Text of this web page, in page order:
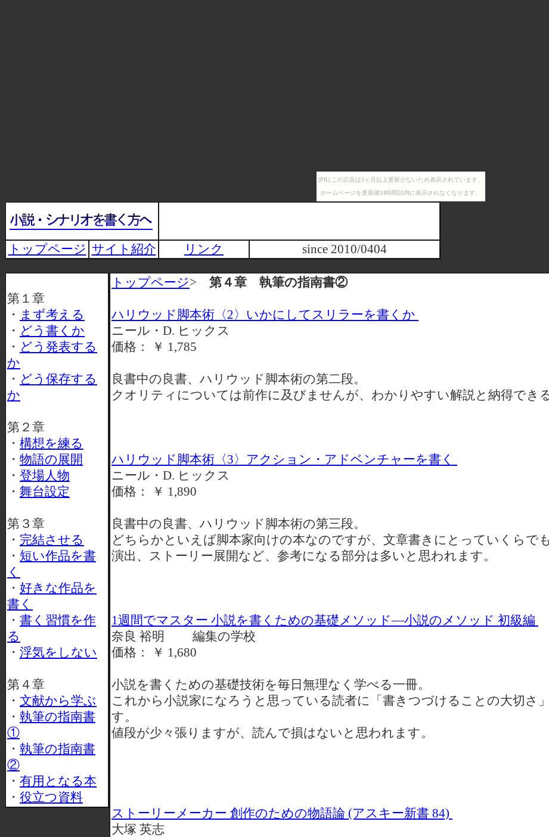
[PR] この広告は3ヶ月以上更新がないため表示されています。
ホームページを更新後24時間以内に表示されなくなります。
トップページ サイト紹介 リンク since 2010/0404
第１章
・ まず考える
・ どう書くか
・ どう発表する
か
・ どう保存する
か
第２章
・ 構想を練る
・ 物語の展開
・ 登場人物
・ 舞台設定
第３章
・ 完結させる
・ 短い作品を書
く
・ 好きな作品を
書く
・ 書く習慣を作
る
・ 浮気をしない
第４章
・ 文献から学ぶ
・ 執筆の指南書
①
・ 執筆の指南書
②
・ 有用となる本
・ 役立つ資料
トップページ> 第４章 執筆の指南書②
ハリウッド脚本術〈2〉いかにしてスリラーを書くか
ニール・D. ヒックス
価格： ￥ 1,785
良書中の良書、ハリウッド脚本術の第二段。
クオリティについては前作に及びませんが、わかりやすい解説と納得でき
ハリウッド脚本術〈3〉アクション・アドベンチャーを書く
ニール・D. ヒックス
価格： ￥ 1,890
良書中の良書、ハリウッド脚本術の第三段。
どちらかといえば脚本家向けの本なのですが、文章書きにとっていくらで
演出、ストーリー展開など、参考になる部分は多いと思われます。
1週間でマスター 小説を書くための基礎メソッド―小説のメソッド 初級編
奈良 裕明 編集の学校
価格： ￥ 1,680
小説を書くための基礎技術を毎日無理なく学べる一冊。
これから小説家になろうと思っている読者に「書きつづけることの大切さ
す。
値段が少々張りますが、読んで損はないと思われます。
ストーリーメーカー 創作のための物語論 (アスキー新書 84)
大塚 英志